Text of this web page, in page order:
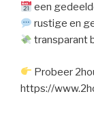
een
rustige en
transparant
Probeer
https://